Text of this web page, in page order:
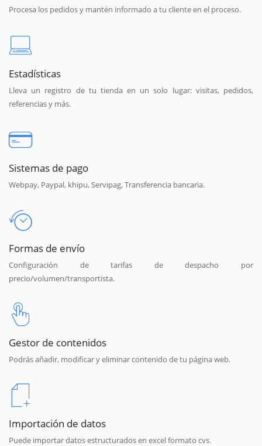
Procesa los pedidos y mantén informado a tu cliente en el proceso.
Estadísticas
Lleva un registro de tu tienda en un solo lugar: visitas, pedidos,
referencias y más.
Sistemas de pago
Webpay, Paypal, khipu, Servipag, Transferencia bancaria.
Formas de envío
Configuración de tarifas de despacho por
precio/volumen/transportista.
Gestor de contenidos
Podrás añadir, modificar y eliminar contenido de tu página web.
Importación de datos
Puede importar datos estructurados en excel formato cvs.